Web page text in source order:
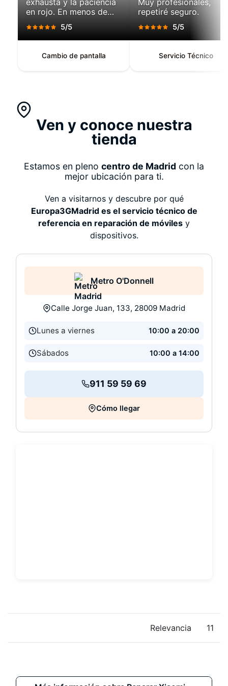
exhausta y la paciencia
en rojo. En menos de
una hora, salí con un
teléfono que parecía
recién salido de caja.
Pantalla perfecta,
respuesta táctil
5/5
Cambio de pantalla
Muy profesionales,
repetiré seguro.
5/5
Servicio Técnico
Ven y conoce nuestra
tienda
Estamos en pleno centro de Madrid con la
mejor ubicación para ti.
Ven a visitarnos y descubre por qué
Europa3GMadrid es el servicio técnico de
referencia en reparación de móviles y
dispositivos.
Metro O'Donnell
Calle Jorge Juan, 133, 28009 Madrid
Lunes a viernes 10:00 a 20:00
Sábados 10:00 a 14:00
911 59 59 69
Cómo llegar
Relevancia 11